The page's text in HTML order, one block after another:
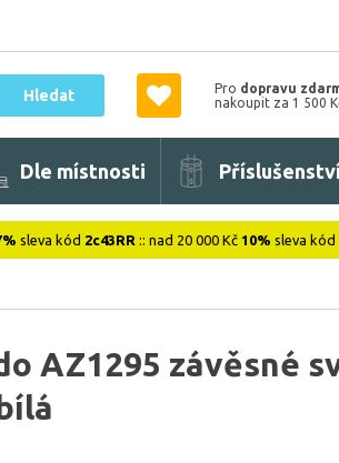
Hledat Pro dopravu
nakoupit za 1 500
Dle místnosti
sleva kód 2c43RR :: nad 20 000 Kč 10% sleva kód
AZ1295 závěsné